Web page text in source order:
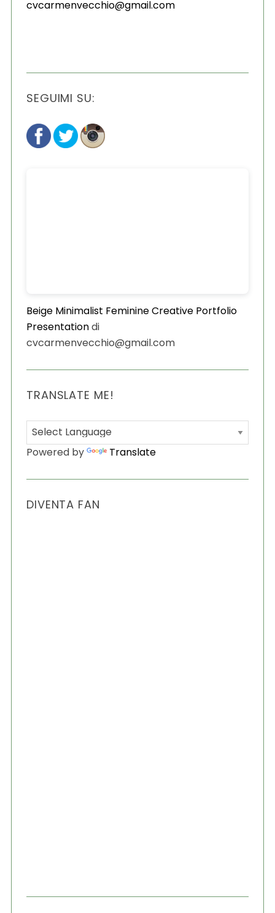
cvcarmenvecchio@gmail.com
SEGUIMI SU:
Beige Minimalist Feminine Creative Portfolio
Presentationdi
cvcarmenvecchio@gmail.com
TRANSLATE ME!
Powered by Translate
DIVENTA FAN